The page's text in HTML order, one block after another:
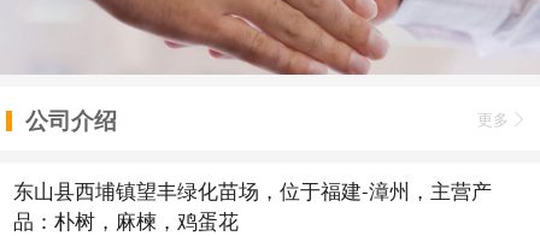
公司介绍 更多
东山县西埔镇望丰绿化苗场，位于福建-漳州，主营产
品：朴树，麻楝，鸡蛋花